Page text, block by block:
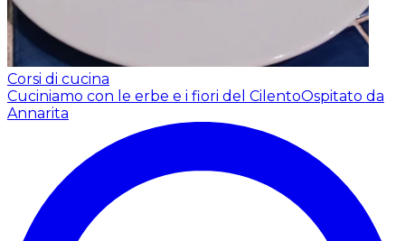
Corsi di cucina
Cuciniamo con le erbe e i fiori del CilentoOspitato da
Annarita